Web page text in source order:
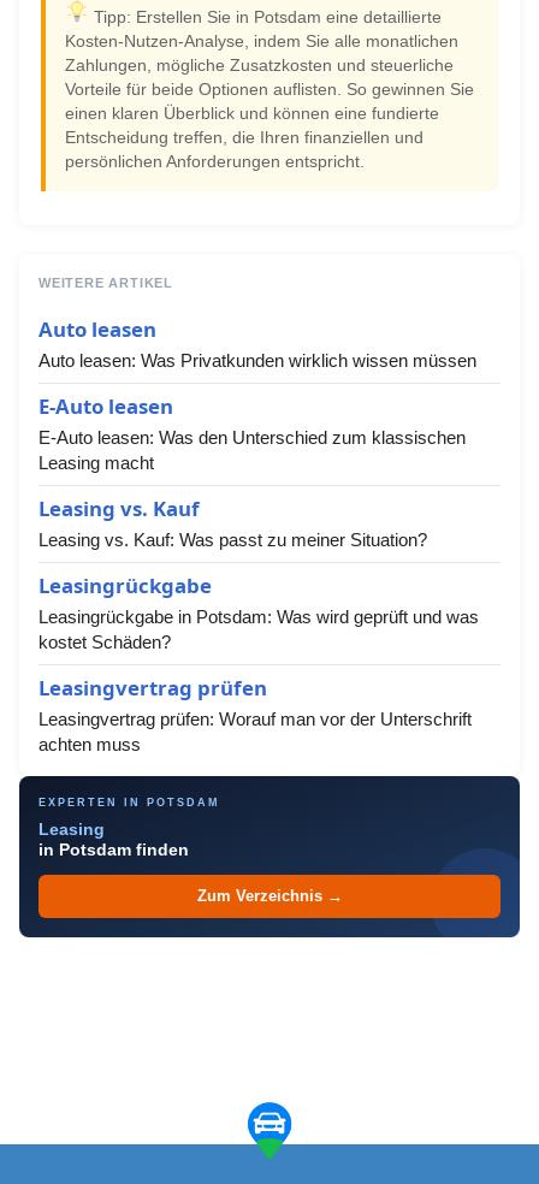
Tipp: Erstellen Sie in Potsdam eine detaillierte
Kosten-Nutzen-Analyse, indem Sie alle monatlichen
Zahlungen, mögliche Zusatzkosten und steuerliche
Vorteile für beide Optionen auflisten. So gewinnen Sie
einen klaren Überblick und können eine fundierte
Entscheidung treffen, die Ihren finanziellen und
persönlichen Anforderungen entspricht.
WEITERE ARTIKEL
Auto leasen
Auto leasen: Was Privatkunden wirklich wissen müssen
E-Auto leasen
E-Auto leasen: Was den Unterschied zum klassischen
Leasing macht
Leasing vs. Kauf
Leasing vs. Kauf: Was passt zu meiner Situation?
Leasingrückgabe
Leasingrückgabe in Potsdam: Was wird geprüft und was
kostet Schäden?
Leasingvertrag prüfen
Leasingvertrag prüfen: Worauf man vor der Unterschrift
achten muss
EXPERTEN IN POTSDAM
Leasing
in Potsdam finden
Zum Verzeichnis →